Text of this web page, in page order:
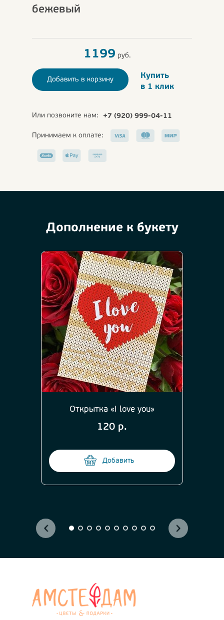
бежевый
1199 руб.
Добавить в корзину
Купить
в 1 клик
Или позвоните нам: +7 (920) 999-04-11
Принимаем к оплате:
Дополнение к букету
Открытка «I love you»
120 р.
Добавить